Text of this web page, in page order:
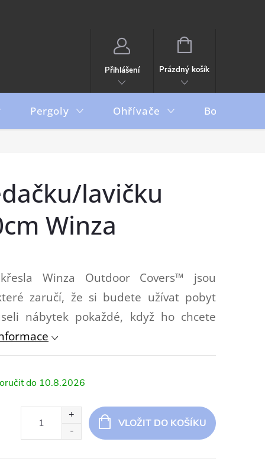
Přihlášení
NÁKUPNÍ
Prázdný košík
Pergoly Ohřívače Boxy
lavičku
Winza
Winza Outdoor Covers™ jsou
zaručí, že si budete užívat pobyt
nábytek pokaždé, když ho chcete
10.8.2026
VLOŽIT DO KOŠÍKU